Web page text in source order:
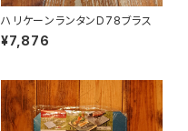
ハリケーンランタンD78ブラス
¥7,876